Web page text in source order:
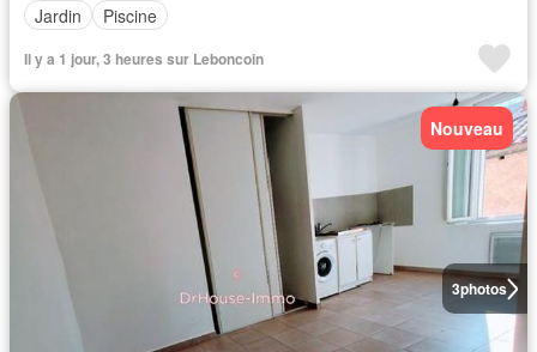
Jardin
Piscine
Il y a 1 jour, 3 heures sur Leboncoin
3photos
Nouveau